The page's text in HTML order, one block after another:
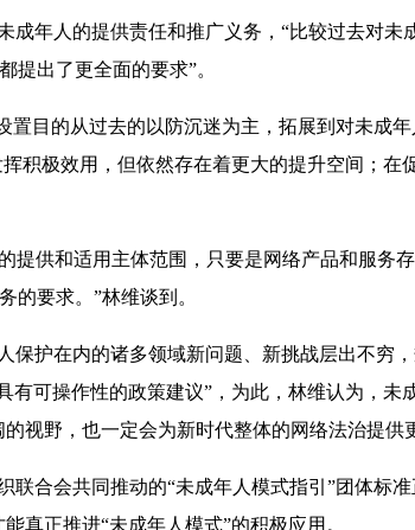
年人的提供责任和推广义务，“比较过去对未
提出了更全面的要求”。
目的从过去的以防沉迷为主，拓展到对未成
积极效用，但依然存在着更大的提升空间；在
供和适用主体范围，只要是网络产品和服务
的要求。”林维谈到。
护在内的诸多领域新问题、新挑战层出不穷
有可操作性的政策建议”，为此，林维认为，未
视野，也一定会为新时代整体的网络法治提供
合会共同推动的“未成年人模式指引”团体标
真正推进“未成年人模式”的积极应用。